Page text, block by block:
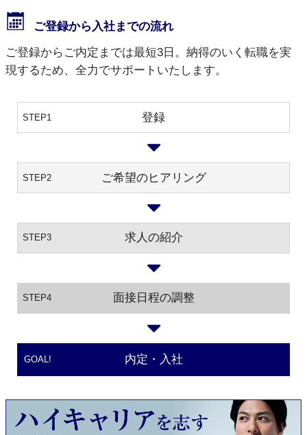
ご登録から入社までの流れ
ご登録からご内定までは最短3日。納得のいく転職を実
現するため、全力でサポートいたします。
STEP1 登録
STEP2 ご希望のヒアリング
STEP3 求人の紹介
STEP4 面接日程の調整
GOAL! 内定・入社